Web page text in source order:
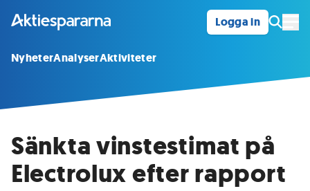
Logga in
NyheterAnalyserAktiviteter
Sänkta vinstestimat på
Electrolux efter rapport